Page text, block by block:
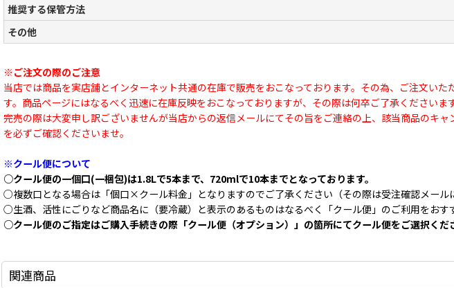
推奨する保管方法
その他
※ご注文の際のご注意
当店では商品を実店舗とインターネット共通の在庫で販売をおこなっております。その為、ご注文い
す。商品ページにはなるべく迅速に在庫反映をおこなっておりますが、その際は何卒ご了承くださいま
完売の際は大変申し訳ございませんが当店からの返信メールにてその旨をご連絡の上、該当商品のキ
を必ずご確認くださいませ。
※クール便について
○クール便の一個口(一梱包)は1.8Lで5本まで、720mlで10本までとなっております。
○複数口となる場合は「個口×クール料金」となりますのでご了承ください（その際は受注確認メール
○生酒、活性にごりなど商品名に（要冷蔵）と表示のあるものはなるべく「クール便」のご利用をおす
○クール便のご指定はご購入手続きの際「クール便（オプション）」の箇所にてクール便をご選択くだ
関連商品